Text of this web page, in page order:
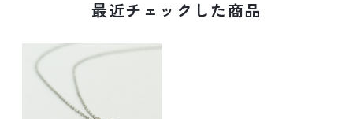
最近チェックした商品